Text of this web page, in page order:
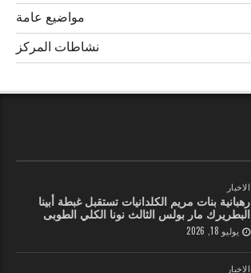
مواضيع عامة
نشاطات المركز
الاخبار
رهبانية بنات مريم الكلدانيات تستقبل غبطة أبينا
البطريرك مار بولس الثالث نونا الكلي الطوبى
يوليو 18, 2026
الاخبار